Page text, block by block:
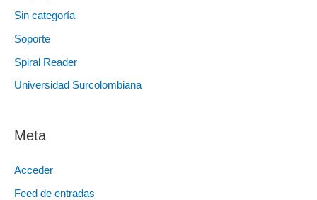
Sin categoría
Soporte
Spiral Reader
Universidad Surcolombiana
Meta
Acceder
Feed de entradas